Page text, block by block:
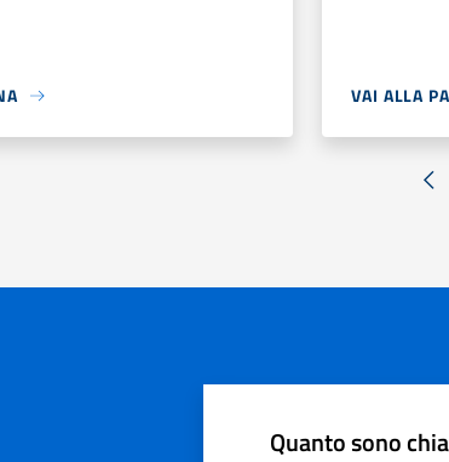
VAI ALLA
«
Quanto sono